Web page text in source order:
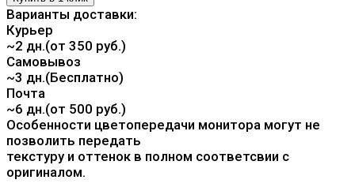
Варианты доставки:
Курьер
~2 дн.(от 350 руб.)
Самовывоз
~3 дн.(Бесплатно)
Почта
~6 дн.(от 500 руб.)
Особенности цветопередачи монитора могут не
позволить передать
текстуру и оттенок в полном соответсвии с
оригиналом.